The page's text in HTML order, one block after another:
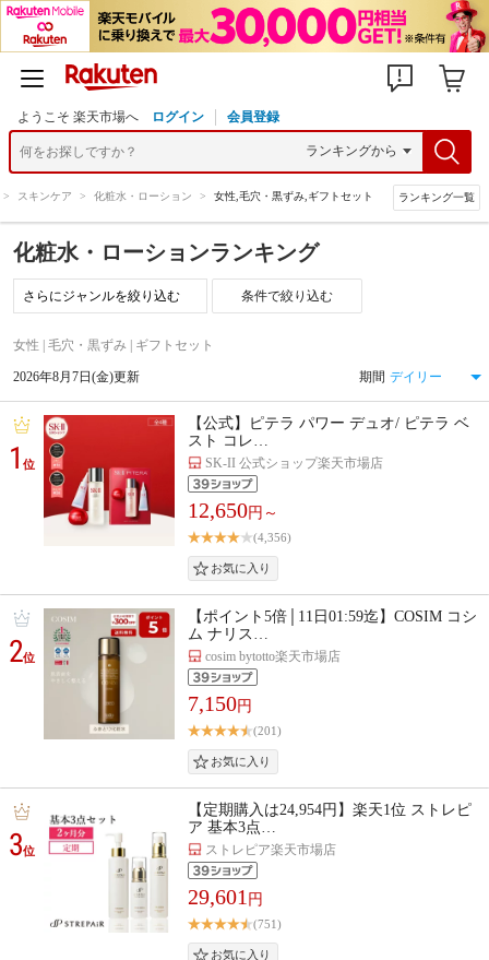
ようこそ 楽天市場へ ログイン 会員登録
> スキンケア > 化粧水・ローション > 女性,毛穴・黒ずみ,ギフトセット ランキング一覧
化粧水・ローションランキング
条件で絞り込む
女性 | 毛穴・黒ずみ | ギフトセット
2026年8月7日(金)更新 期間
1位
【公式】ピテラ パワー デュオ/ ピテラ ベ
スト コレ…
SK-II 公式ショップ楽天市場店
12,650円～
(4,356)
2位
【ポイント5倍│11日01:59迄】COSIM コシ
ム ナリス…
cosim bytotto楽天市場店
7,150円
(201)
3位
【定期購入は24,954円】楽天1位 ストレピ
ア 基本3点…
ストレピア楽天市場店
29,601 円
(751)